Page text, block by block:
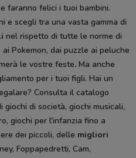
faranno felici i tuoi bambini.
e scegli tra una vasta gamma di
nel rispetto di tutte le norme di
Pokemon, dai puzzle ai peluche
le vostre feste. Ma anche
per i tuoi figli. Hai un
Consulta il catalogo
di società, giochi musicali,
giochi per l'infanzia fino a
dei piccoli, delle migliori
Foppapedretti, Cam,